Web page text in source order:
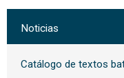
Noticias
Catálogo de textos